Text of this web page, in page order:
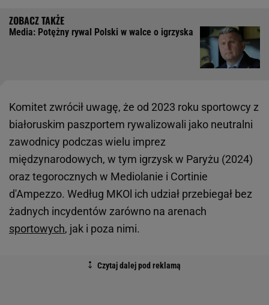
Media: Potężny rywal Polski w walce o igrzyska
Komitet zwrócił uwagę, że od 2023 roku sportowcy z
białoruskim paszportem rywalizowali jako neutralni
zawodnicy podczas wielu imprez
międzynarodowych, w tym igrzysk w Paryżu (2024)
oraz tegorocznych w Mediolanie i Cortinie
d'Ampezzo. Według MKOl ich udział przebiegał bez
żadnych incydentów zarówno na arenach
sportowych, jak i poza nimi.